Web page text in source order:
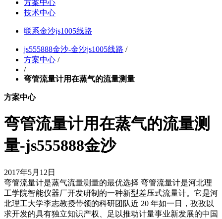
方案中心
技术中心
联系金沙js1005线路
js555888金沙-金沙js1005线路 /
方案中心 /
/
弯管流量计用在蒸气的流量测量
方案中心
弯管流量计用在蒸气的流量测
量-js555888金沙
2017年5月12日
弯管流量计是蒸气流量测量的最优选择 弯管流量计是河北理
工学院智能仪器厂开发研制的一种新型差压式流量计。它是河
北理工大学李志教授带领的科研团队近 20 年如一日，孜孜以
求开发的具有独立知识产权、足以推动计量事业新发展的中国